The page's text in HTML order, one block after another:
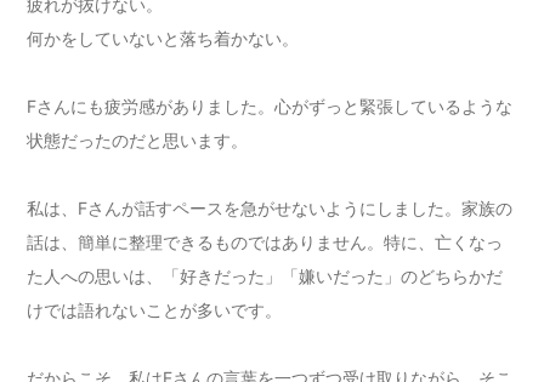
疲れが抜けない。
何かをしていないと落ち着かない。
Fさんにも疲労感がありました。心がずっと緊張しているような
状態だったのだと思います。
私は、Fさんが話すペースを急がせないようにしました。家族の
話は、簡単に整理できるものではありません。特に、亡くなっ
た人への思いは、「好きだった」「嫌いだった」のどちらかだ
けでは語れないことが多いです。